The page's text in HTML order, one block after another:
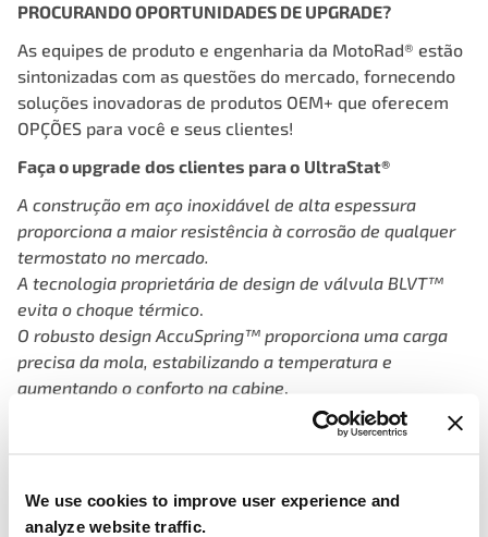
We use cookies to improve user experience and
analyze website traffic.
PROCURANDO OPORTUNIDADES DE UPGRADE?
As equipes de produto e engenharia da MotoRad® estão
sintonizadas com as questões do mercado, fornecendo
soluções inovadoras de produtos OEM+ que oferecem
OPÇÕES para você e seus clientes!
Faça o upgrade dos clientes para o UltraStat®
A construção em aço inoxidável de alta espessura
proporciona a maior resistência à corrosão de qualquer
termostato no mercado.
A tecnologia proprietária de design de válvula BLVT™
evita o choque térmico
O robusto design AccuSpring™ proporciona uma carga
precisa da mola, estabilizando a temperatura e
aumentando o conforto na cabine